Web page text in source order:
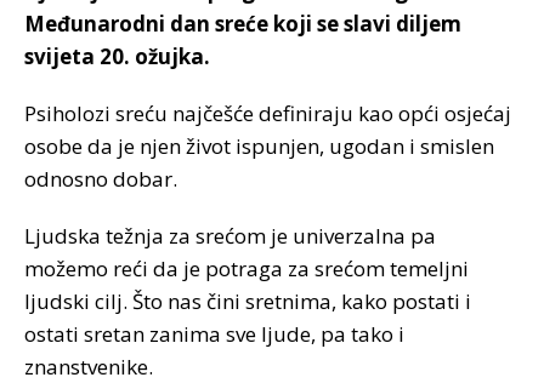
Međunarodni dan sreće koji se slavi diljem
svijeta 20. ožujka.
Psiholozi sreću najčešće definiraju kao opći osjećaj
osobe da je njen život ispunjen, ugodan i smislen
odnosno dobar.
Ljudska težnja za srećom je univerzalna pa
možemo reći da je potraga za srećom temeljni
ljudski cilj. Što nas čini sretnima, kako postati i
ostati sretan zanima sve ljude, pa tako i
znanstvenike.